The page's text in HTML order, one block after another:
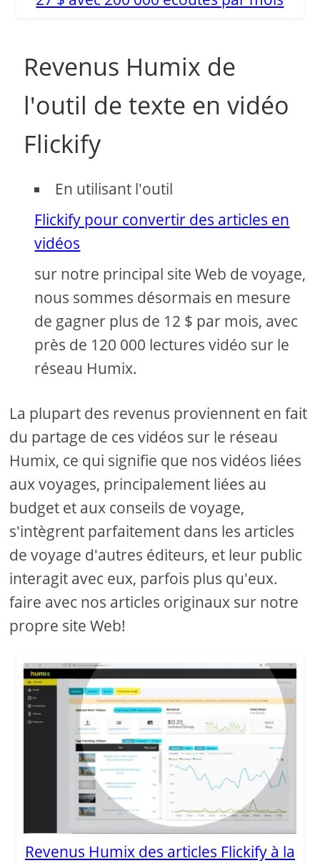
Revenus Humix de
l'outil de texte en vidéo
Flickify
En utilisant l'outil
Flickify pour convertir des articles en
vidéos
sur notre principal site Web de voyage,
nous sommes désormais en mesure
de gagner plus de 12 $ par mois, avec
près de 120 000 lectures vidéo sur le
réseau Humix.
La plupart des revenus proviennent en fait
du partage de ces vidéos sur le réseau
Humix, ce qui signifie que nos vidéos liées
aux voyages, principalement liées au
budget et aux conseils de voyage,
s'intègrent parfaitement dans les articles
de voyage d'autres éditeurs, et leur public
interagit avec eux, parfois plus qu'eux.
faire avec nos articles originaux sur notre
propre site Web!
Revenus Humix des articles Flickify à la